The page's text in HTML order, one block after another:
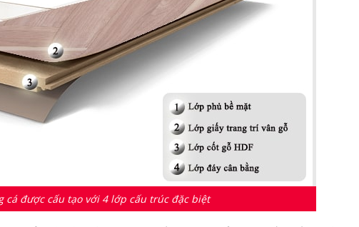
cá được cấu tạo với 4 lớp cấu trúc đặc biệt